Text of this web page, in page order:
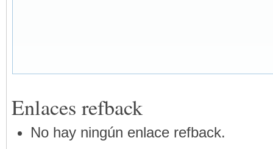
Enlaces refback
No hay ningún enlace refback.